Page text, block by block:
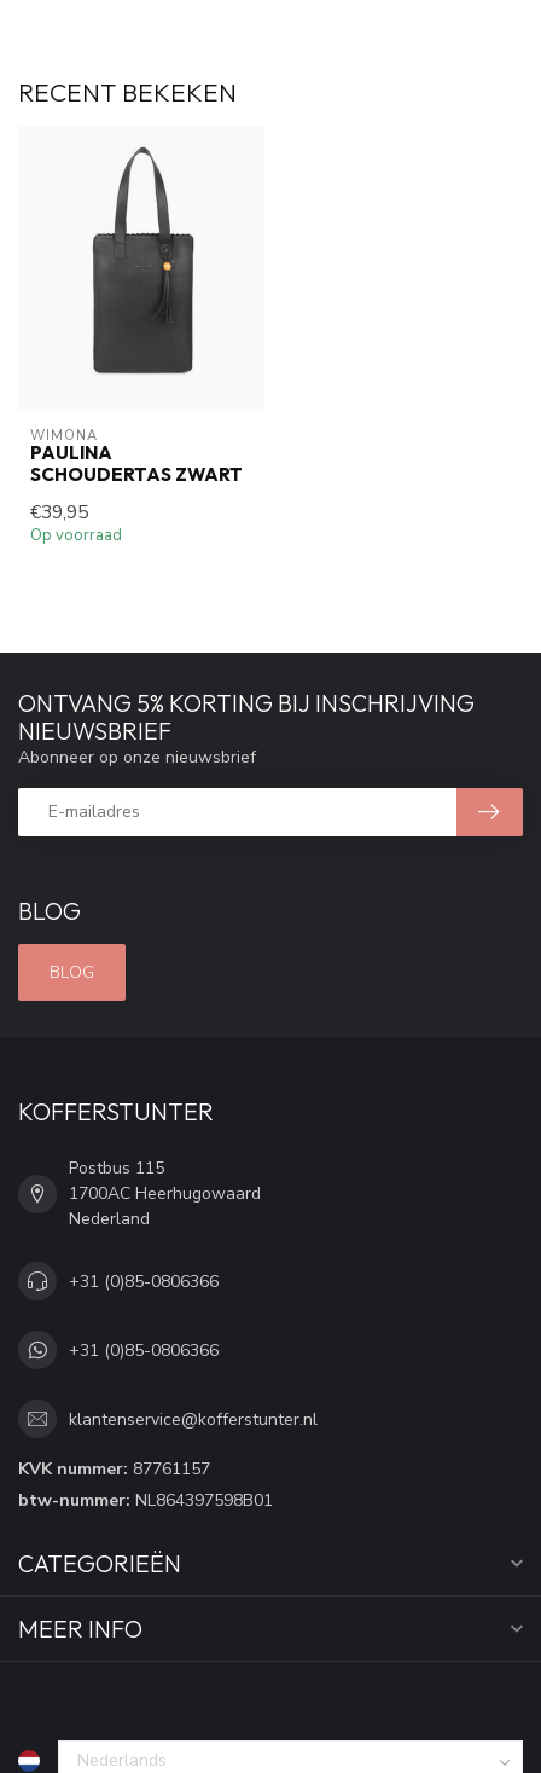
RECENT BEKEKEN
WIMONA
PAULINA
SCHOUDERTAS ZWART
€39,95
Op voorraad
BLOG
BLOG
ONTVANG 5% KORTING BIJ INSCHRIJVING
NIEUWSBRIEF
Abonneer op onze nieuwsbrief
KOFFERSTUNTER
Postbus 115
1700AC Heerhugowaard
Nederland
+31 (0)85-0806366
+31 (0)85-0806366
klantenservice@kofferstunter.nl
KVK nummer: 87761157
btw-nummer: NL864397598B01
CATEGORIEËN
MEER INFO